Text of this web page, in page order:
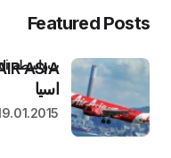
Featured Posts
اسيا
بواسطة Mohammed Mhadi